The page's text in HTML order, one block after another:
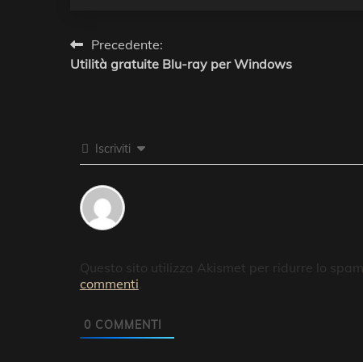
Navigazione
articoli
Precedente:
Utilità gratuite Blu-ray per Windows
Iscriviti
Questo sito utilizza Akismet per ridurre lo spam.
commenti
0 COMMENTI